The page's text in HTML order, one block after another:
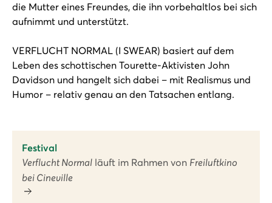
die Mutter eines Freundes, die ihn vorbehaltlos bei sich
aufnimmt und unterstützt.
VERFLUCHT NORMAL (I SWEAR) basiert auf dem
Leben des schottischen Tourette-Aktivisten John
Davidson und hangelt sich dabei – mit Realismus und
Humor – relativ genau an den Tatsachen entlang.
Festival
Verflucht Normal läuft im Rahmen von Freiluftkino
bei Cineville